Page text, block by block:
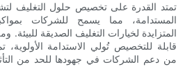
تمتد القدرة على تخصيص حلول التغليف
المستدامة، مما يسمح للشركات
المتزايدة لخيارات التغليف الصديقة
قابلة للتخصيص تُولي الاستدامة
من دعم الشركات في جهودها للحد من